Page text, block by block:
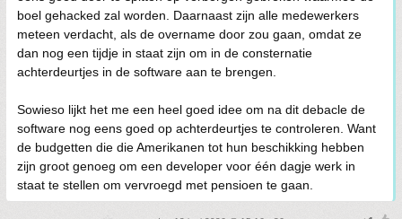
boel gehacked zal worden. Daarnaast zijn alle medewerkers
meteen verdacht, als de overname door zou gaan, omdat ze
dan nog een tijdje in staat zijn om in de consternatie
achterdeurtjes in de software aan te brengen.
Sowieso lijkt het me een heel goed idee om na dit debacle de
software nog eens goed op achterdeurtjes te controleren. Want
de budgetten die die Amerikanen tot hun beschikking hebben
zijn groot genoeg om een developer voor één dagje werk in
staat te stellen om vervroegd met pensioen te gaan.